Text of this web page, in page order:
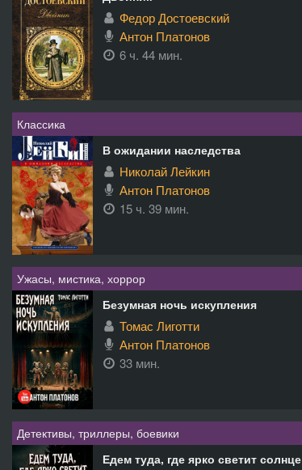
Федор Достоевский
Антон Платонов
6 ч. 44 мин.
Классика
В ожидании наследства
Николай Лейкин
Антон Платонов
15 ч. 39 мин.
Ужасы, мистика, хоррор
Безумная ночь искупления
Томас Лиготти
Антон Платонов
33 мин.
Детективы, триллеры, боевики
Едем туда, где ярко светит солнце